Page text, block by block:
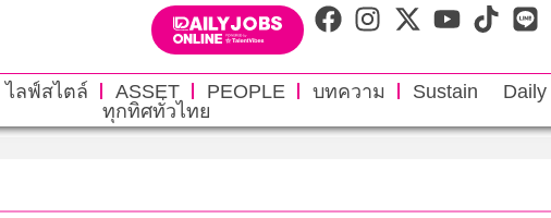
ไลฟ์สไตล์ ASSET PEOPLE บทความ Sustain Daily
ทุกทิศทั่วไทย